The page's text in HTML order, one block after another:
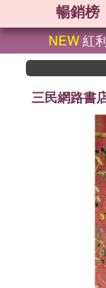
暢銷榜
NEW紅
三民網路書